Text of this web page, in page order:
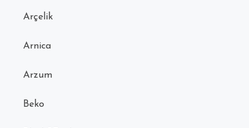
Arçelik
Arnica
Arzum
Beko